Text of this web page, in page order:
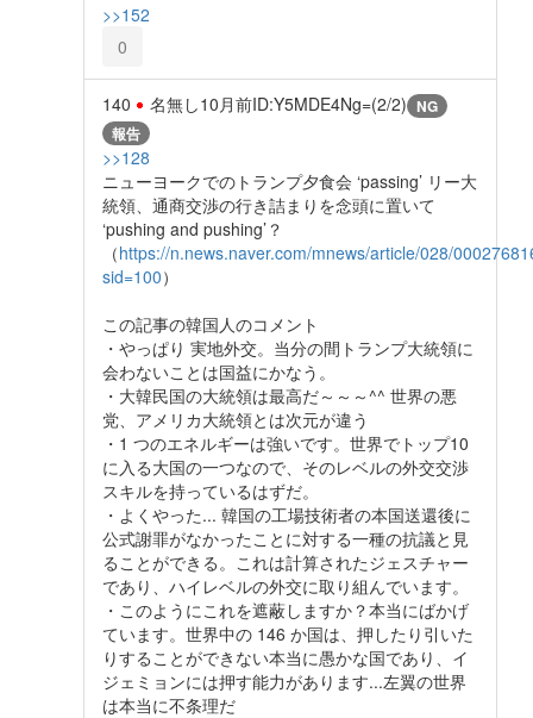
>>152
0
140 名無し10月前ID:Y5MDE4Ng=(2/2) NG
報告
>>128
ニューヨークでのトランプ夕食会 ‘passing’ リー大
統領、通商交渉の行き詰まりを念頭に置いて
‘pushing and pushing’？
（https://n.news.naver.com/mnews/article/028/
sid=100）
この記事の韓国人のコメント
・やっぱり 実地外交。当分の間トランプ大統領に
会わないことは国益にかなう。
・大韓民国の大統領は最高だ～～～^^ 世界の悪
党、アメリカ大統領とは次元が違う
・1 つのエネルギーは強いです。世界でトップ10
に入る大国の一つなので、そのレベルの外交交渉
スキルを持っているはずだ。
・よくやった... 韓国の工場技術者の本国送還後に
公式謝罪がなかったことに対する一種の抗議と見
ることができる。これは計算されたジェスチャー
であり、ハイレベルの外交に取り組んでいます。
・このようにこれを遮蔽しますか？本当にばかげ
ています。世界中の 146 か国は、押したり引いた
りすることができない本当に愚かな国であり、イ
ジェミョンには押す能力があります...左翼の世界
は本当に不条理だ